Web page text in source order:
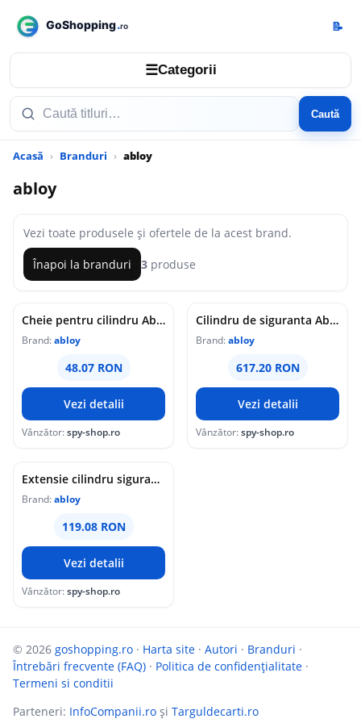
☰Categorii
Caută
📝
Acasă Branduri abloy
abloy
Vezi toate produsele și ofertele de la acest brand.
Înapoi la branduri 3 produse
Cheie pentru cilindru Abloy Protec 416983
Brand:abloy
48.07 RON
Vezi detalii
Vânzător:spy-shop.ro
Cilindru de siguranta Abloy Protec CY322N 136065, 31 x 31 mm
Brand:abloy
617.20 RON
Vezi detalii
Vânzător:spy-shop.ro
Extensie cilindru siguranta Abloy CY322 421017, 0/10 mm
Brand:abloy
119.08 RON
Vezi detalii
Vânzător:spy-shop.ro
© 2026 goshopping.ro · Harta site · Autori · Branduri ·
Întrebări frecvente (FAQ) · Politica de confidențialitate ·
Termeni si conditii
Parteneri: InfoCompanii.ro și Targuldecarti.ro